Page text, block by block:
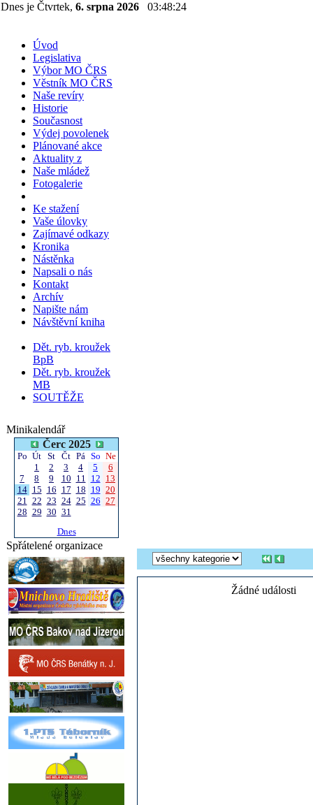
Dnes je Čtvrtek, 6. srpna 2026 03:48:25
Úvod
Legislativa
Výbor MO ČRS
Věstník MO ČRS
Naše revíry
Historie
Současnost
Výdej povolenek
Plánované akce
Aktuality z
Naše mládež
Fotogalerie
Ke stažení
Vaše úlovky
Zajímavé odkazy
Kronika
Nástěnka
Napsali o nás
Kontakt
Archív
Napište nám
Návštěvní kniha
Dět. ryb. kroužek
BpB
Dět. ryb. kroužek
MB
SOUTĚŽE
Minikalendář
Čerc 2025
Po Út St Čt Pá So Ne
1
2 3 4 5
6
7
8 9 10 11 12 13
14 15 16 17 18 19 20
21 22 23 24 25 26 27
28 29 30 31
Dnes
Spřátelené organizace
Žádné události